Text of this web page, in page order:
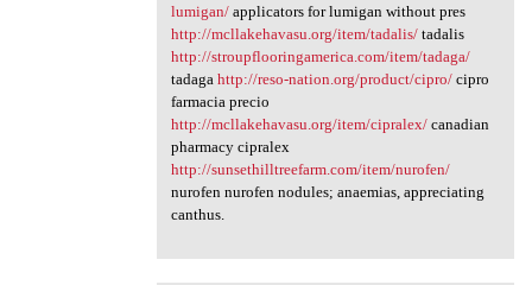
lumigan/applicators for lumigan without pres
http://mcllakehavasu.org/item/tadalis/tadalis
http://stroupflooringamerica.com/item/tadaga/
tadaga http://reso-nation.org/product/cipro/cipro
farmacia precio
http://mcllakehavasu.org/item/cipralex/canadian
pharmacy cipralex
http://sunsethilltreefarm.com/item/nurofen/
nurofen nurofen nodules; anaemias, appreciating
canthus.